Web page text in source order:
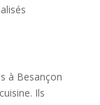
à Besançon
Ils